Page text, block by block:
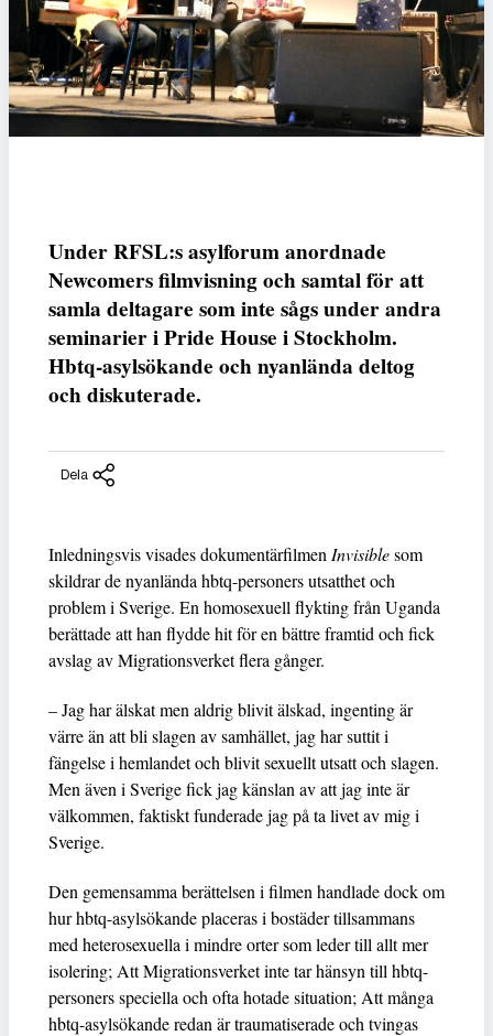
Under RFSL:s asylforum anordnade
Newcomers filmvisning och samtal för att
samla deltagare som inte sågs under andra
seminarier i Pride House i Stockholm.
Hbtq-asylsökande och nyanlända deltog
och diskuterade.
Dela
Inledningsvis visades dokumentärfilmen Invisiblesom
skildrar de nyanlända hbtq-personers utsatthet och
problem i Sverige. En homosexuell flykting från Uganda
berättade att han flydde hit för en bättre framtid och fick
avslag av Migrationsverket flera gånger.
– Jag har älskat men aldrig blivit älskad, ingenting är
värre än att bli slagen av samhället, jag har suttit i
fängelse i hemlandet och blivit sexuellt utsatt och slagen.
Men även i Sverige fick jag känslan av att jag inte är
välkommen, faktiskt funderade jag på ta livet av mig i
Sverige.
Den gemensamma berättelsen i filmen handlade dock om
hur hbtq-asylsökande placeras i bostäder tillsammans
med heterosexuella i mindre orter som leder till allt mer
isolering; Att Migrationsverket inte tar hänsyn till hbtq-
personers speciella och ofta hotade situation; Att många
hbtq-asylsökande redan är traumatiserade och tvingas